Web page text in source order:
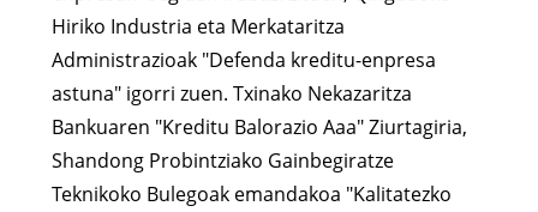
Hiriko Industria eta Merkataritza
Administrazioak "Defenda kreditu-enpresa
astuna" igorri zuen. Txinako Nekazaritza
Bankuaren "Kreditu Balorazio Aaa" Ziurtagiria,
Shandong Probintziako Gainbegiratze
Teknikoko Bulegoak emandakoa "Kalitatezko